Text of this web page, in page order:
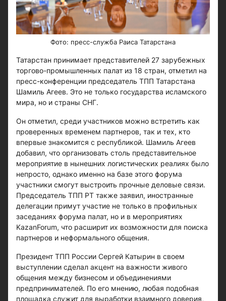
Фото: пресс-служба Раиса Татарстана
Татарстан принимает представителей 27 зарубежных
торгово-промышленных палат из 18 стран, отметил на
пресс-конференции председатель ТПП Татарстана
Шамиль Агеев. Это не только государства исламского
мира, но и страны СНГ.
Он отметил, среди участников можно встретить как
проверенных временем партнеров, так и тех, кто
впервые знакомится с республикой. Шамиль Агеев
добавил, что организовать столь представительное
мероприятие в нынешних логистических реалиях было
непросто, однако именно на базе этого форума
участники смогут выстроить прочные деловые связи.
Председатель ТПП РТ также заявил, иностранные
делегации примут участие не только в профильных
заседаниях форума палат, но и в мероприятиях
KazanForum, что расширит их возможности для поиска
партнеров и неформального общения.
Президент ТПП России Сергей Катырин в своем
выступлении сделал акцент на важности живого
общения между бизнесом и объединениями
предпринимателей. По его мнению, любая подобная
площадка служит для выработки взаимного доверия,